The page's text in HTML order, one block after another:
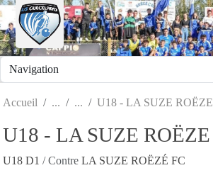
Accueil U18 - LA SUZE ROËZE
U18 - LA SUZE ROËZE
U18 D1 / Contre LA SUZE ROËZÉ FC
Panneau de gestion des cookies